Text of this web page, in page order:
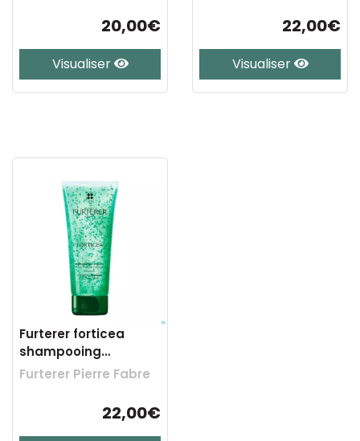
20,00€
Visualiser
22,00€
Visualiser
Furterer forticea
shampooing
energisant 200ml
Furterer Pierre Fabre
22,00€